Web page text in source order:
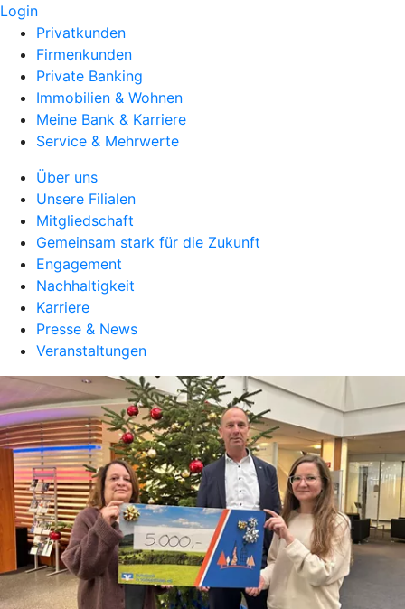
Login
Privatkunden
Firmenkunden
Private Banking
Immobilien & Wohnen
Meine Bank & Karriere
Service & Mehrwerte
Über uns
Unsere Filialen
Mitgliedschaft
Gemeinsam stark für die Zukunft
Engagement
Nachhaltigkeit
Karriere
Presse & News
Veranstaltungen